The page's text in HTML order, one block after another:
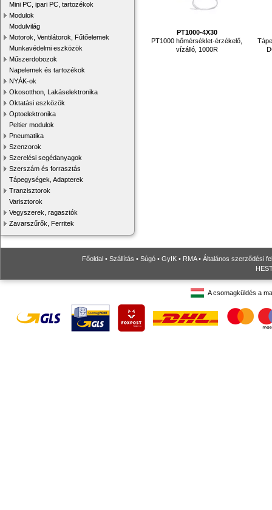
Mini PC, ipari PC, tartozékok
Modulok
Modulvilág
Motorok, Ventilátorok, Fűtőelemek
Munkavédelmi eszközök
Műszerdobozok
Napelemek és tartozékok
NYÁK-ok
Okosotthon, Lakáselektronika
Oktatási eszközök
Optoelektronika
Peltier modulok
Pneumatika
Szenzorok
Szerelési segédanyagok
Szerszám és forrasztás
Tápegységek, Adapterek
Tranzisztorok
Varisztorok
Vegyszerek, ragasztók
Zavarszűrők, Ferritek
PT1000-4X30
PT1000 hőmérséklet-érzékelő,
vízálló, 1000R
Főoldal • Szállítás • Súgó • GyIK • RMA• Általános szerződési
A csomagküldés a